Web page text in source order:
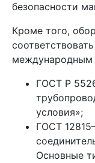
безопасности
Кроме того,
международным
ГОСТ Р
условия»;
ГОСТ
Основные